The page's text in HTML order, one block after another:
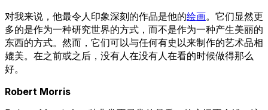
对我来说，他最令人印象深刻的作品是他的绘画。它们显然更
多的是作为一种研究世界的方式，而不是作为一种产生美丽的
东西的方式。然而，它们可以与任何有史以来制作的艺术品相
媲美。在之前或之后，没有人在没有人在看的时候做得那么
好。
Robert Morris